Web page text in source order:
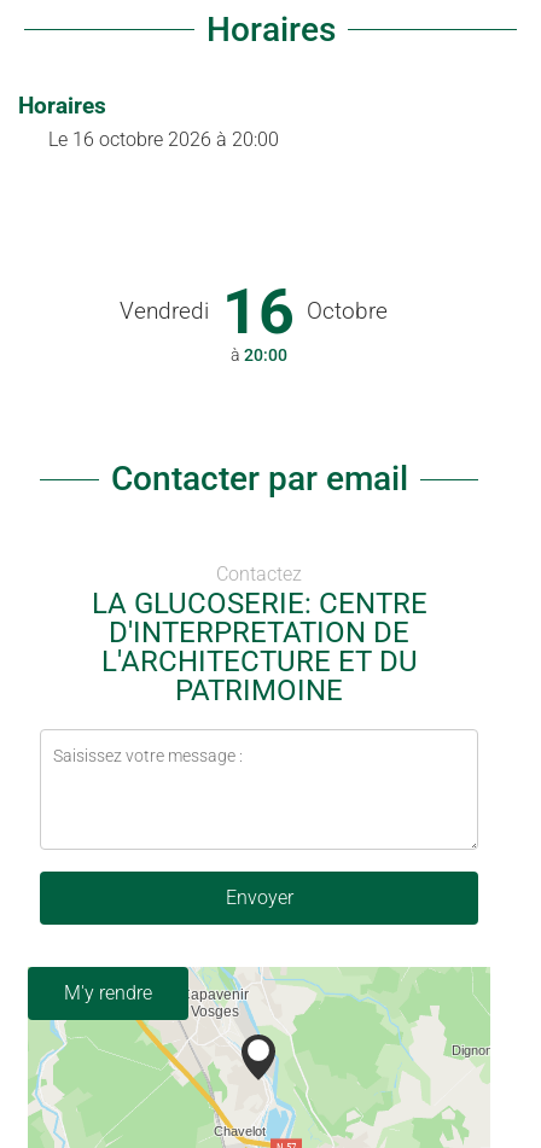
Horaires
Horaires
Le 16 octobre 2026 à 20:00
Vendredi 16 Octobre
à 20:00
Contacter par email
Contactez
LA GLUCOSERIE: CENTRE
D'INTERPRETATION DE
L'ARCHITECTURE ET DU
PATRIMOINE
Envoyer
M'y rendre